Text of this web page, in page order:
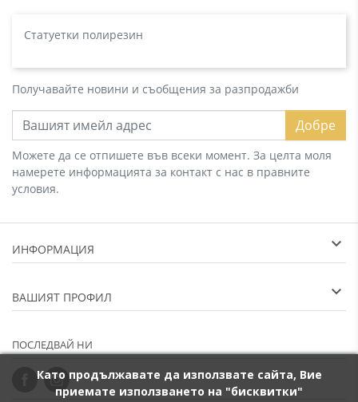
Като продължавате да използвате сайта, Вие
приемате използването на "бисквитки"
Статуетки полирезин
Получавайте новини и съобщения за разпродажби
Добре
Можете да се отпишете във всеки момент. За целта моля
намерете информацията за контакт с нас в правните
условия.
ИНФОРМАЦИЯ
ВАШИЯТ ПРОФИЛ
ПОСЛЕДВАЙ НИ